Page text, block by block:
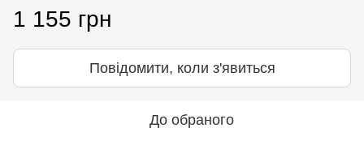
1 155 грн
Повідомити, коли з'явиться
До обраного